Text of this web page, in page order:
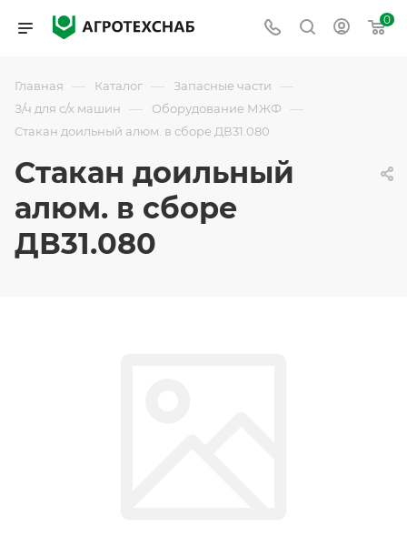
0
Главная — Каталог — Запасные части —
З/ч для с/х машин — Оборудование МЖФ —
Стакан доильный алюм. в сборе ДВ31.080
Стакан доильный
алюм. в сборе
ДВ31.080